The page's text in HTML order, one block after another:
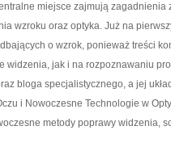
miejsce zajmują
wzroku oraz optyka. Już na
o wzrok, ponieważ treści
widzenia, jak i na rozpoznawaniu
bloga specjalistycznego, a jej
i Nowoczesne Technologie w
metody poprawy widzenia,